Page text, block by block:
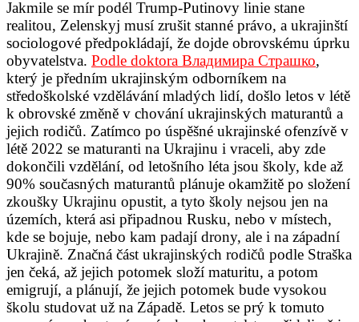
Jakmile se mír podél Trump-Putinovy linie stane
realitou, Zelenskyj musí zrušit stanné právo, a ukrajinští
sociologové předpokládají, že dojde obrovskému úprku
obyvatelstva. Podle doktora Владимирa Страшко,
který je předním ukrajinským odborníkem na
středoškolské vzdělávání mladých lidí, došlo letos v létě
k obrovské změně v chování ukrajinských maturantů a
jejich rodičů. Zatímco po úspěšné ukrajinské ofenzívě v
létě 2022 se maturanti na Ukrajinu i vraceli, aby zde
dokončili vzdělání, od letošního léta jsou školy, kde až
90% současných maturantů plánuje okamžitě po složení
zkoušky Ukrajinu opustit, a tyto školy nejsou jen na
územích, která asi připadnou Rusku, nebo v místech,
kde se bojuje, nebo kam padají drony, ale i na západní
Ukrajině. Značná část ukrajinských rodičů podle Straška
jen čeká, až jejich potomek složí maturitu, a potom
emigrují, a plánují, že jejich potomek bude vysokou
školu studovat už na Západě. Letos se prý k tomuto